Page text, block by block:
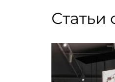
Статьи